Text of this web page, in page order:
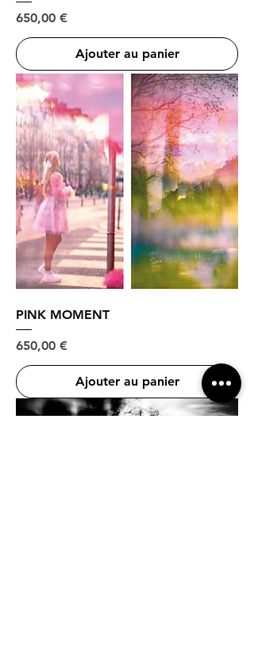
Prix
650,00 €
Ajouter au panier
PINK MOMENT
Prix
650,00 €
Ajouter au panier